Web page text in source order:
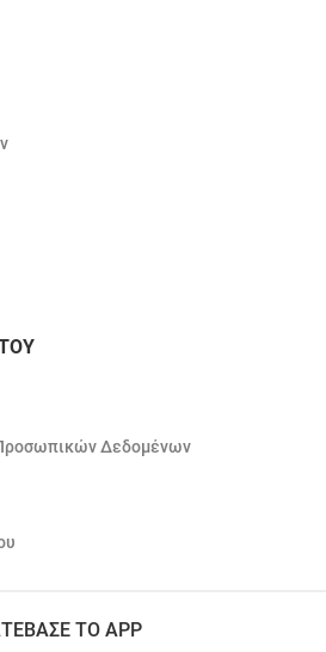
Δεδομένων
ΤΟ APP